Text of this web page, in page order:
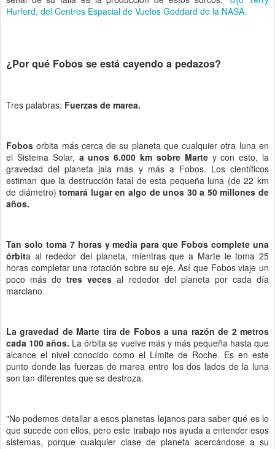
Hurford, del Centros Espacial de Vuelos Goddard de la NASA.
¿Por qué Fobos se está cayendo a pedazos?
Tres palabras: Fuerzas de marea.
Fobos orbita más cerca de su planeta que cualquier otra luna en
el Sistema Solar, a unos 6.000 km sobre Martey con esto, la
gravedad del planeta jala más y más a Fobos. Los científicos
estiman que la destrucción fatal de esta pequeña luna (de 22 km
de diámetro)tomará lugar en algo de unos 30 a 50 millones de
años.
Tan solo toma 7 horas y media para que Fobos complete una
órbita al rededor del planeta, mientras que a Marte le toma 25
horas completar una rotación sobre su eje. Así que Fobos viaje un
poco más detres veces al rededor del planeta por cada día
marciano.
La gravedad de Marte tira de Fobos a una razón de 2 metros
cada 100 años. La órbita se vuelve más y más pequeña hasta que
alcance el nivel conocido como el Límite de Roche. Es en este
punto donde las fuerzas de marea entre los dos lados de la luna
son tan diferentes que se destroza.
"No podemos detallar a esos planetas lejanos para saber qué es lo
que sucede con ellos, pero este trabajo nos ayuda a entender esos
sistemas, porque cualquier clase de planeta acercándose a su